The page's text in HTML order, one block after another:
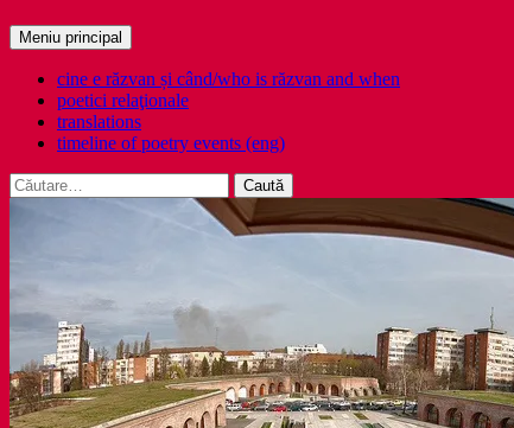
Caută
Meniu principal
cine e răzvan și când/who is răzvan and when
poetici relaţionale
translations
timeline of poetry events (eng)
Caută
după: